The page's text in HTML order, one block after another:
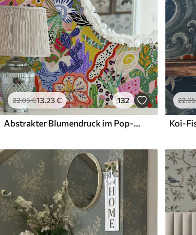
22.05€13.23€ 132
Abstrakter Blumendruck im Pop-Art-Stil
22.05